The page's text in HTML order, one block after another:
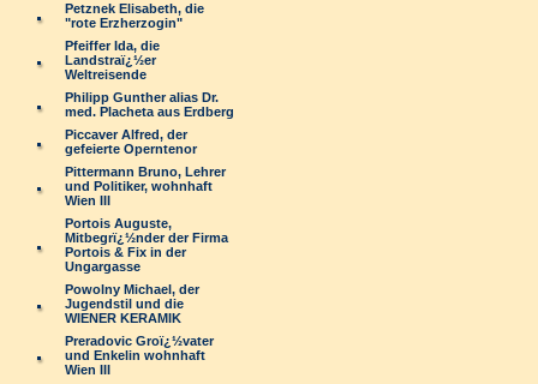
Petznek Elisabeth, die
"rote Erzherzogin"
Pfeiffer Ida, die
Landstraï¿½er
Weltreisende
Philipp Gunther alias Dr.
med. Placheta aus Erdberg
Piccaver Alfred, der
gefeierte Operntenor
Pittermann Bruno, Lehrer
und Politiker, wohnhaft
Wien III
Portois Auguste,
Mitbegrï¿½nder der Firma
Portois & Fix in der
Ungargasse
Powolny Michael, der
Jugendstil und die
WIENER KERAMIK
Preradovic Groï¿½vater
und Enkelin wohnhaft
Wien III